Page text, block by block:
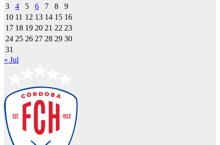
3
4 5 6 7 8
9
10 11 12 13 14 15 16
17 18 19 20 21 22 23
24 25 26 27 28 29 30
31
« Jul